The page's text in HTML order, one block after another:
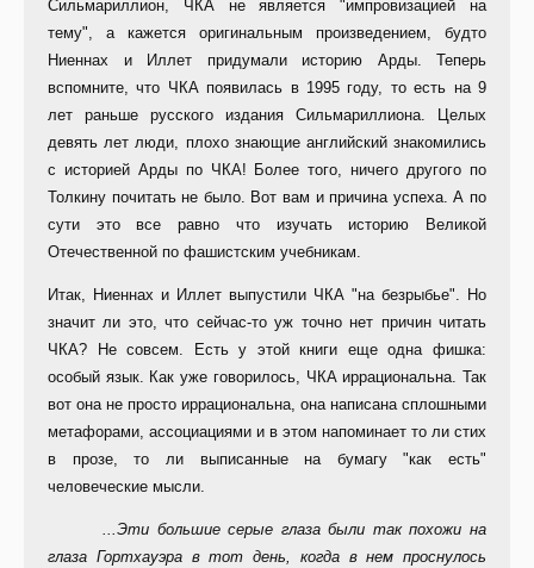
Сильмариллион, ЧКА не является "импровизацией на
тему", а кажется оригинальным произведением, будто
Ниеннах и Иллет придумали историю Арды. Теперь
вспомните, что ЧКА появилась в 1995 году, то есть на 9
лет раньше русского издания Сильмариллиона. Целых
девять лет люди, плохо знающие английский знакомились
с историей Арды по ЧКА! Более того, ничего другого по
Толкину почитать не было. Вот вам и причина успеха. А по
сути это все равно что изучать историю Великой
Отечественной по фашистским учебникам.
Итак, Ниеннах и Иллет выпустили ЧКА "на безрыбье". Но
значит ли это, что сейчас-то уж точно нет причин читать
ЧКА? Не совсем. Есть у этой книги еще одна фишка:
особый язык. Как уже говорилось, ЧКА иррациональна. Так
вот она не просто иррациональна, она написана сплошными
метафорами, ассоциациями и в этом напоминает то ли стих
в прозе, то ли выписанные на бумагу "как есть"
человеческие мысли.
...Эти большие серые глаза были так похожи на
глаза Гортхауэра в тот день, когда в нем проснулось